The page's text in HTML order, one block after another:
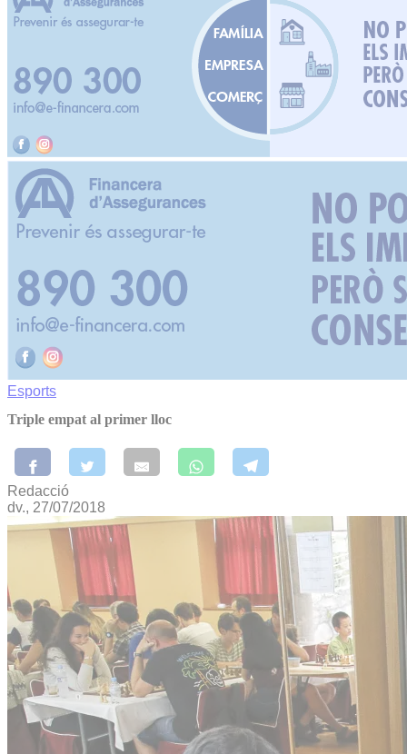
Esports
Triple empat al primer lloc
Redacció
dv., 27/07/2018